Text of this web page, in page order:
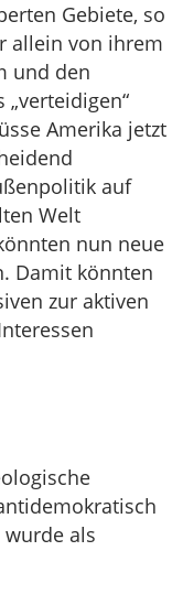
Gebiete, so
allein von ihrem
und den
Amerika jetzt
auf
Welt
nun neue
Damit könnten
zur aktiven
als